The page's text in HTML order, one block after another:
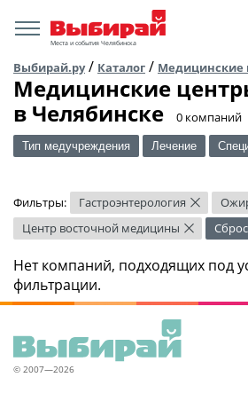
Места и события Челябинска
Выбирай.ру/ Каталог / Медицинские
Медицинские
в Челябинске
​0 компаний
Тип медучреждения Лечение
Фильтры: Гастроэнтерология ×
Центр восточной медицины ×
Нет компаний, подходящих под
фильтрации.
© 2007—2026